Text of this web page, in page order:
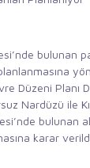
bulunan
Düzeni Planı
Nardüzü ile
bulunan
karar